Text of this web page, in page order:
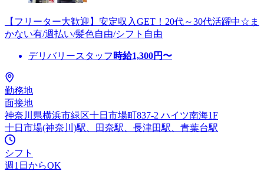
【フリーター大歓迎】安定収入GET！20代～30代活躍中☆ま
かない有/週払い/髪色自由/シフト自由
デリバリースタッフ 時給1,300円〜
勤務地
面接地
神奈川県横浜市緑区十日市場町837-2 ハイツ南海1F
十日市場(神奈川)駅、田奈駅、長津田駅、青葉台駅
シフト
週1日からOK